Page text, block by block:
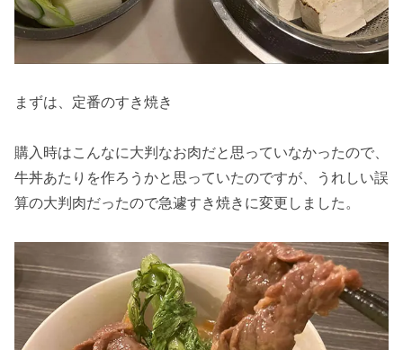
まずは、定番のすき焼き
購入時はこんなに大判なお肉だと思っていなかったので、
牛丼あたりを作ろうかと思っていたのですが、うれしい誤
算の大判肉だったので急遽すき焼きに変更しました。